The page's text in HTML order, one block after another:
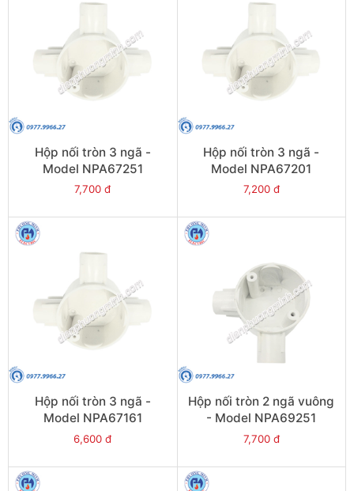
Hộp nối tròn 3 ngã -
Model NPA67251
7,700 đ
Hộp nối tròn 3 ngã -
Model NPA67201
7,200 đ
Hộp nối tròn 3 ngã -
Model NPA67161
6,600 đ
Hộp nối tròn 2 ngã vuông
- Model NPA69251
7,700 đ